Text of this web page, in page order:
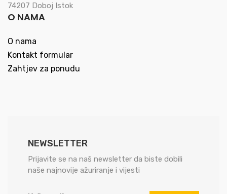
74207 Doboj Istok
O NAMA
O nama
Kontakt formular
Zahtjev za ponudu
NEWSLETTER
Prijavite se na naš newsletter da biste dobili
naše najnovije ažuriranje i vijesti